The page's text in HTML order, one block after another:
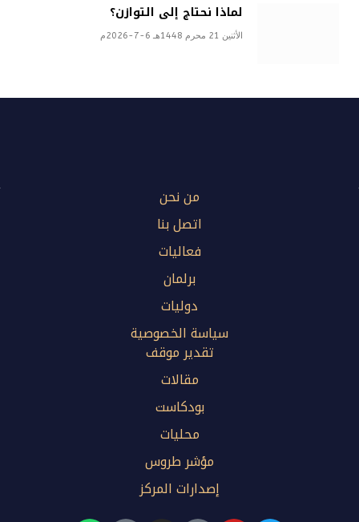
لماذا نحتاج إلى التوازن؟
الأثنين 21 محرم 1448هـ 6-7-2026م
من نحن
اتصل بنا
فعاليات
برلمان
دوليات
سياسة الخصوصية
تقدير موقف
مقالات
بودكاست
محليات
مؤشر طروس
إصدارات المركز